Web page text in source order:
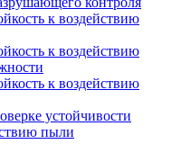
к воздействию
к воздействию
к воздействию
устойчивости
пыли